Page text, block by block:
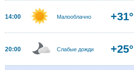
14:00 Малооблачно +31°
20:00 Слабые дожди +25°